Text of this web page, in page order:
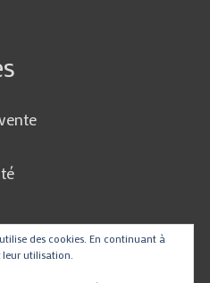
des cookies. En continuant à
utilisation.